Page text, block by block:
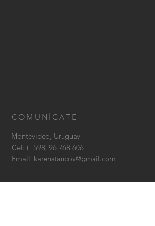
COMUNÍCATE
Montevideo, Uruguay
Cel: (+598) 96 768 606
Email: karenstancov@gmail.com